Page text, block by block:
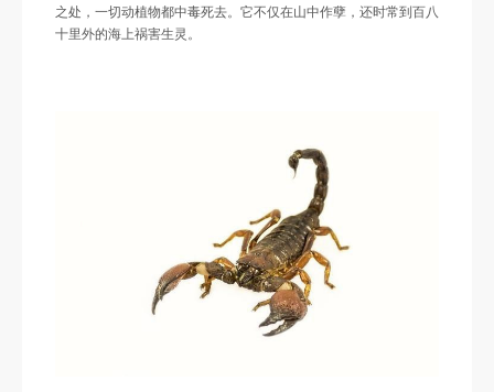
之处，一切动植物都中毒死去。它不仅在山中作孽，还时常到百八
十里外的海上祸害生灵。